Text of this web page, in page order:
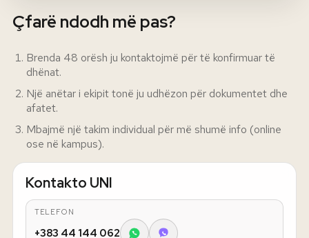
Çfarë ndodh më pas?
Brenda 48 orësh ju kontaktojmë për të konfirmuar të
dhënat.
Një anëtar i ekipit tonë ju udhëzon për dokumentet dhe
afatet.
Mbajmë një takim individual për më shumë info (online
ose në kampus).
Kontakto UNI
TELEFON
+383 44 144 062